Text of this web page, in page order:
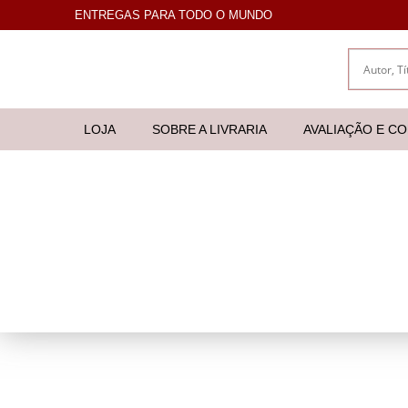
ENTREGAS PARA TODO O MUNDO
LOJA SOBRE A LIVRARIA AVALIAÇÃO E